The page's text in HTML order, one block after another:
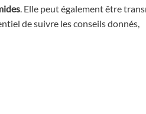
. Elle peut également être
de suivre les conseils donnés,